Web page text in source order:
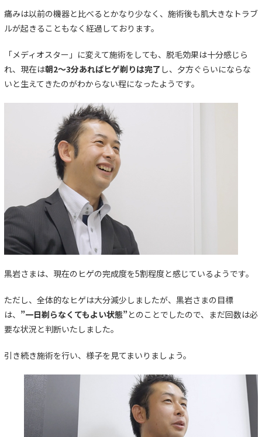
痛みは以前の機器と比べるとかなり少なく、施術後も肌大きなトラブ
ルが起きることもなく経過しております。
「メディオスター」に変えて施術をしても、脱毛効果は十分感じら
れ、現在は朝2〜3分あればヒゲ剃りは完了 し、夕方ぐらいにならな
いと生えてきたのがわからない程になったようです。
黒岩さまは、現在のヒゲの完成度を5割程度と感じているようです。
ただし、全体的なヒゲは大分減少しましたが、黒岩さまの目標
は、 ”一日剃らなくてもよい状態”とのことでしたので、まだ回数は必
要な状況と判断いたしました。
引き続き施術を行い、様子を見てまいりましょう。